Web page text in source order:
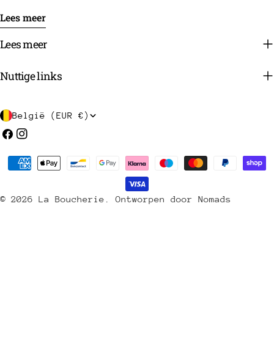
Lees meer
Lees meer
Nuttige links
L
a
n
/
België (EUR €)
Facebook
Instagram
© 2026 La Boucherie .Ontworpen door Nomads
Betaalmethoden